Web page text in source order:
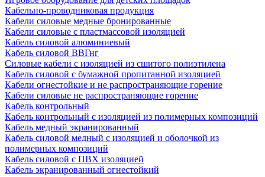
Кабельно-проводниковая продукция
Кабели силовые медные бронированные
Кабели силовые с пластмассовой изоляцией
Кабель силовой алюминиевый
Кабель силовой ВВГнг
Силовые кабели с изоляцией из сшитого полиэтилена
Кабель силовой с бумажной пропитанной изоляцией
Кабели огнестойкие и не распространяющие горение
Кабели силовые не распространяющие горение
Кабель контрольный
Кабель контрольный с изоляцией из полимерных композиций
Кабель медный экранированный
Кабель силовой медный с изоляцией и оболочкой из
полимерных композиций
Кабель силовой с ПВХ изоляцией
Кабель экранированный огнестойкий